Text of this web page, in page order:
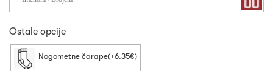
Ostale opcije
Nogometne čarape(+6.35€)